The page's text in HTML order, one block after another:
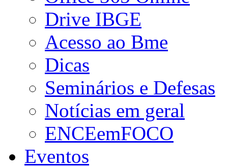
Drive IBGE
Acesso ao Bme
Dicas
Seminários e Defesas
Notícias em geral
ENCEemFOCO
Eventos